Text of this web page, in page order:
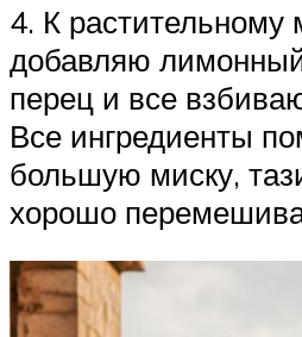
4. К растительному
добавляю
перец и все
Все ингредиенты
большую миску,
хорошо